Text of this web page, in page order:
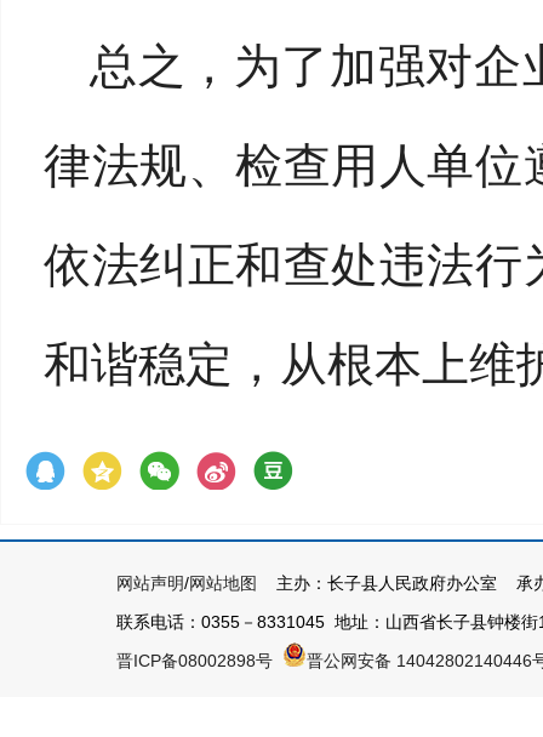
总之，为了加强对企
律法规、检查用人单
依法纠正和查处违法
和谐稳定，从根本上维
网站声明/网站地图
主办：长子县人民政府办公室 承
联系电话：0355－8331045 地址：山西省长子县钟楼
晋ICP备08002898号
晋公网安备 14042802140446